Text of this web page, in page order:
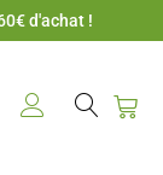
d'achat !